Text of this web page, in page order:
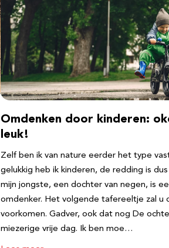
Omdenken door kinderen:
leuk!
Zelf ben ik van nature eerder het type
gelukkig heb ik kinderen, de redding is
mijn jongste, een dochter van negen, is
omdenker. Het volgende tafereeltje zal u
voorkomen. Gadver, ook dat nog De
miezerige vrije dag. Ik ben moe…